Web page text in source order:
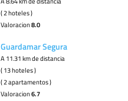
( 2 hoteles )
Valoracion8.0
Guardamar Segura
A 11.31 km de distancia
( 13 hoteles )
( 2 apartamentos )
Valoracion6.7